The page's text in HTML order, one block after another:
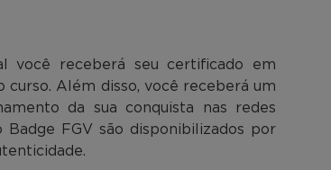
você receberá seu certificado em
Além disso, você receberá um
da sua conquista nas redes
FGV são disponibilizados por